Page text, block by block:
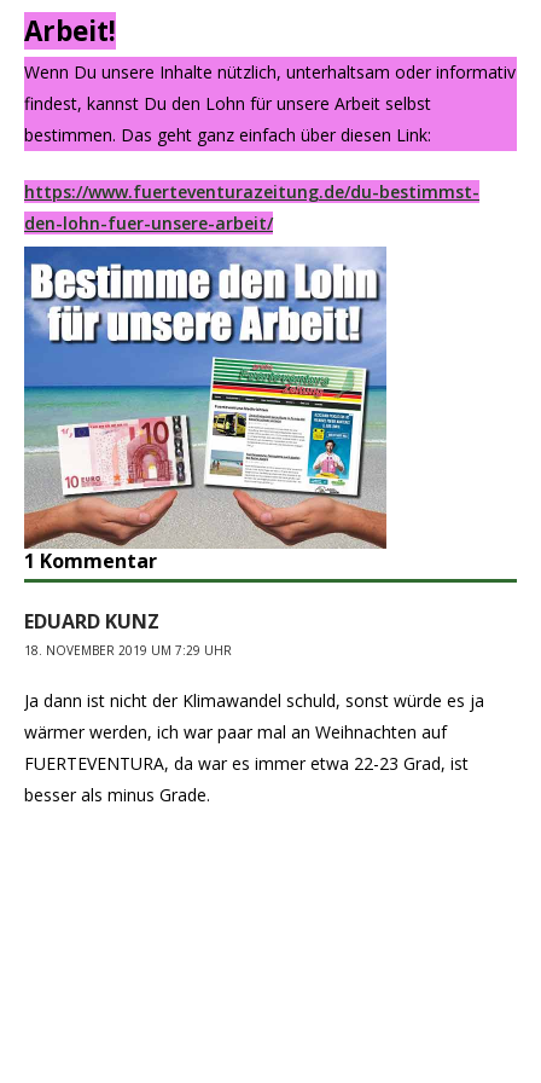
Arbeit!
Wenn Du unsere Inhalte nützlich, unterhaltsam oder informativ
findest, kannst Du den Lohn für unsere Arbeit selbst
bestimmen. Das geht ganz einfach über diesen Link:
https://www.fuerteventurazeitung.de/du-bestimmst-
den-lohn-fuer-unsere-arbeit/
1 Kommentar
EDUARD KUNZ
18. NOVEMBER 2019 UM 7:29 UHR
Ja dann ist nicht der Klimawandel schuld, sonst würde es ja
wärmer werden, ich war paar mal an Weihnachten auf
FUERTEVENTURA, da war es immer etwa 22-23 Grad, ist
besser als minus Grade.